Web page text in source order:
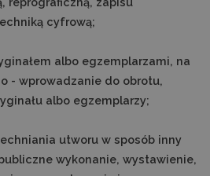
cyfrową;
albo egzemplarzami, na
- wprowadzanie do obrotu,
albo egzemplarzy;
utworu w sposób inny
wykonanie, wystawienie,